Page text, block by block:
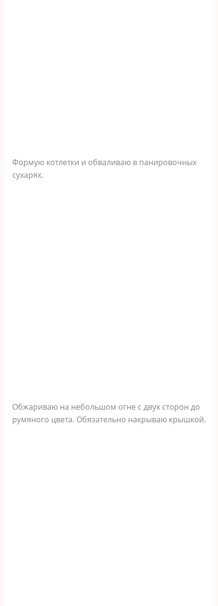
Формую котлетки и обваливаю в панировочных
сухарях.
Обжариваю на небольшом огне с двух сторон до
румяного цвета. Обязательно накрываю крышкой.